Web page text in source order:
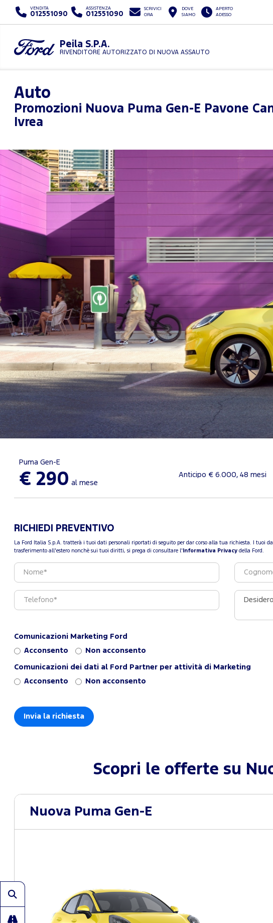
VENDITA
012551090
ASSISTENZA
012551090
SCRIVICI
ORA
DOVE
SIAMO
APERTO
ADESSO
Peila S.P.A.
RIVENDITORE AUTORIZZATO DI NUOVA ASSAUTO
Auto
Promozioni Nuova Puma Gen-E Pavone
Ivrea
Puma Gen-E
€ 290 al mese
Anticipo € 6.000, 48 mesi
RICHIEDI PREVENTIVO
La Ford Italia S.p.A. tratterà i tuoi dati personali riportati di seguito per dar corso alla tua richiesta. I
trasferimento all'estero nonchè sui tuoi diritti, si prega di consultare l' Informativa Privacy della Ford.
Comunicazioni Marketing Ford
Acconsento Non acconsento
Comunicazioni dei dati al Ford Partner per attività di Marketing
Acconsento Non acconsento
Scopri le offerte su
Nuova Puma Gen-E